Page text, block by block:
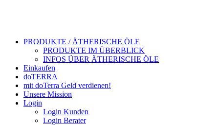
PRODUKTE / ÄTHERISCHE ÖLE
PRODUKTE IM ÜBERBLICK
INFOS ÜBER ÄTHERISCHE ÖLE
Einkaufen
doTERRA
mit doTerra Geld verdienen!
Unsere Mission
Login
Login Kunden
Login Berater